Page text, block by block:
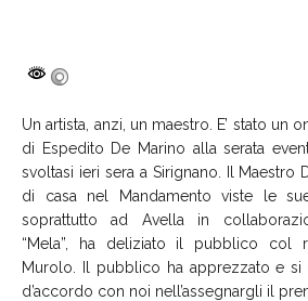
Un artista, anzi, un maestro. E’ stato un
di Espedito De Marino alla serata
svoltasi ieri sera a Sirignano. Il Maestro
di casa nel Mandamento viste le
soprattutto ad Avella in
“Mela”, ha deliziato il pubblico col
Murolo. Il pubblico ha apprezzato e si
d’accordo con noi nell’assegnargli il